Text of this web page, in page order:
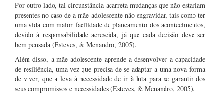
Por outro lado, tal circunstância acarreta mudanças que não estariam
presentes no caso de a mãe adolescente não engravidar, tais como ter
uma vida com maior facilidade de planeamento dos acontecimentos,
devido à responsabilidade acrescida, já que cada decisão deve ser
bem pensada (Esteves, & Menandro, 2005).
Além disso, a mãe adolescente aprende a desenvolver a capacidade
de resiliência, uma vez que precisa de se adaptar a uma nova forma
de viver, que a leva à necessidade de ir à luta para se garantir dos
seus compromissos e necessidades (Esteves, & Menandro, 2005).